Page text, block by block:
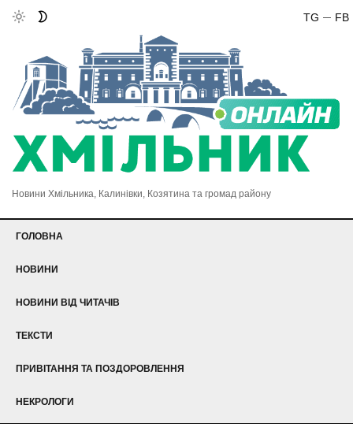
FB
TG
Новини Хмільника, Калинівки, Козятина та громад району
ГОЛОВНА
НОВИНИ
НОВИНИ ВІД ЧИТАЧІВ
ТЕКСТИ
ПРИВІТАННЯ ТА ПОЗДОРОВЛЕННЯ
НЕКРОЛОГИ